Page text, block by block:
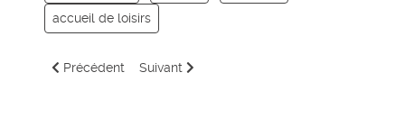
accueil de loisirs
Article précédent : Maison renard
Précédent Article suivant : I killed the monster
Suivant